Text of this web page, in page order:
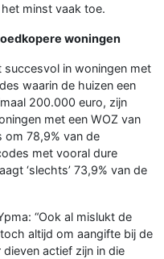
minst vaak toe.
woningen
in woningen met
waarin de huizen een
200.000 euro, zijn
met een WOZ van
78,9% van de
met vooral dure
‘slechts’ 73,9% van de
“Ook al mislukt de
altijd om aangifte bij de
actief zijn in die